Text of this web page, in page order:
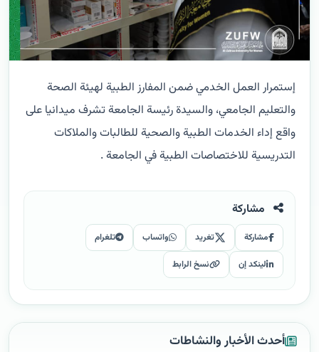
إستمرار العمل الخدمي ضمن المفارز الطبية لهيئة الصحة
والتعليم الجامعي، والسيدة رئيسة الجامعة تشرف ميدانيا على
واقع إداء الخدمات الطبية والصحية للطالبات والملاكات
التدريسية للاختصاصات الطبية في الجامعة .
مشاركة
مشاركة تغريد واتساب تلغرام
لينكد إن نسخ الرابط
أحدث الأخبار والنشاطات